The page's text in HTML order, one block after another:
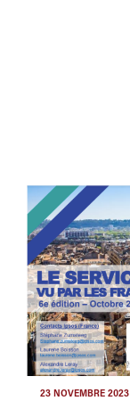
23 NOVEMBRE 2023